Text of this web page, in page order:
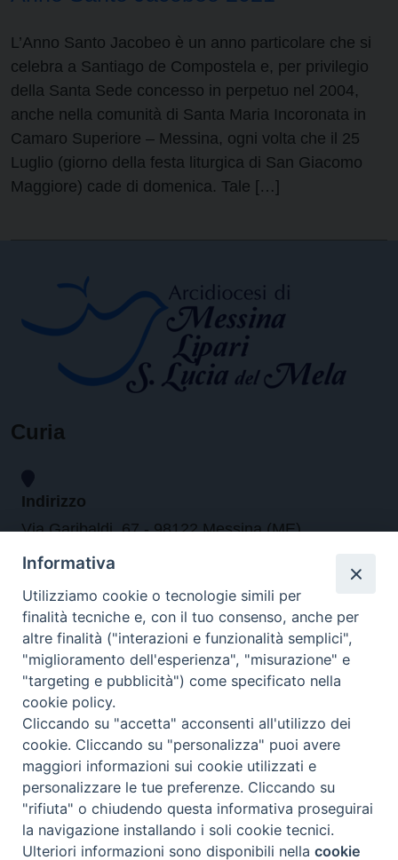
L’Anno Santo Jacobeo è un anno particolare che si
celebra a Santiago de Compostela e, per privilegio
della Santa Sede concesso in perpetuo nel 2004,
anche nella comunità di Santa Maria Incoronata in
Camaro Superiore – Messina, ogni volta che il 25
Luglio (giorno della festa liturgica di San Giacomo
Maggiore) cade di domenica. Tale […]
Curia
Indirizzo
Via Garibaldi, 67 - 98122 Messina (ME)
Orari
da lunedi al venerdi dalle ore 9.30 alle 12.30
Contatti
Tel. 090.6684111 - Fax. 090.6684206
arcivescovo.messina@tin.it
Canali social
Preferenze Cookie
Informativa
Utilizziamo cookie o tecnologie simili per
finalità tecniche e, con il tuo consenso, anche per
altre finalità ("interazioni e funzionalità semplici",
"miglioramento dell'esperienza", "misurazione" e
"targeting e pubblicità") come specificato nella
cookie policy.
Cliccando su "accetta" acconsenti all'utilizzo dei
cookie. Cliccando su "personalizza" puoi avere
maggiori informazioni sui cookie utilizzati e
personalizzare le tue preferenze. Cliccando su
"rifiuta" o chiudendo questa informativa proseguirai
la navigazione installando i soli cookie tecnici.
Ulteriori informazioni sono disponibili nellacookie